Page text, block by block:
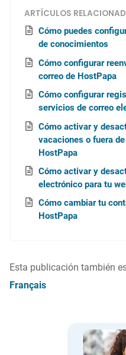
ARTÍCULOS
Cómo puedes
de conocimientos
Cómo configurar
correo de HostPapa
Cómo configurar
servicios de correo
Cómo activar y
vacaciones o fuera
HostPapa
Cómo activar y
electrónico para tu
Cómo cambiar tu
HostPapa
Esta publicación también
Français